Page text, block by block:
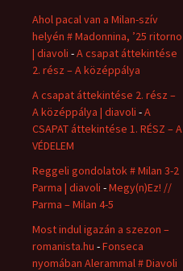
Ahol pacal van a Milan-szív
helyén # Madonnina, ’25 ritorno
| diavoli -A csapat áttekintése
2. rész – A középpálya
A csapat áttekintése 2. rész –
A középpálya | diavoli -A
CSAPAT áttekintése 1. RÉSZ – A
VÉDELEM
Reggeli gondolatok # Milan 3-2
Parma | diavoli -Megy(n)Ez! //
Parma – Milan 4-5
Most indul igazán a szezon –
romanista.hu -Fonseca
nyomában Alerammal # Diavoli